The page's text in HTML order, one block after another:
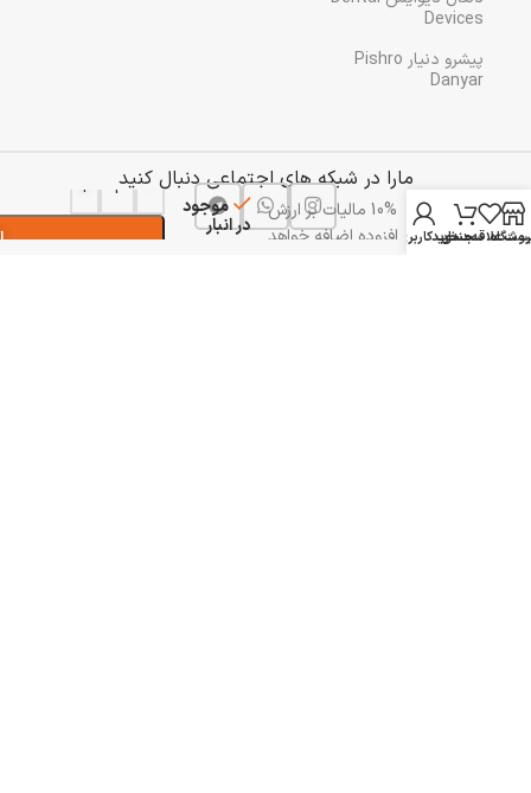
Devices
پیشرو دنیار Pishro
Danyar
مارا در شبکه های اجتماعی دنبال کنید
علاقه‌مندی
سبد خرید
حساب کاربری من
تخت
1,425,000 تومان
10% مالیات بر ارزش
افزوده اضافه خواهد
موجود
در انبار
-
+